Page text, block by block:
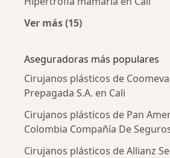
Ver más (15)
Aseguradoras más populares
Cirujanos plásticos de
Prepagada S.A. en Cali
Cirujanos plásticos de Pan
Colombia Compañía De
Cirujanos plásticos de Allianz